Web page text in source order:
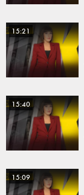
15:21
15:40
15:09